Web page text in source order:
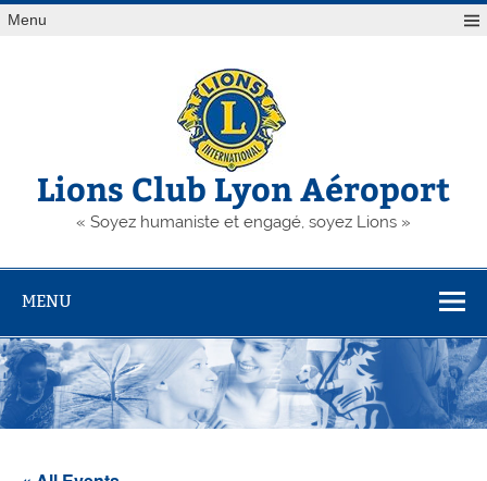
Skip
toMenu
Lions Club Lyon Aéroport
« Soyez humaniste et engagé, soyez Lions »
MENU